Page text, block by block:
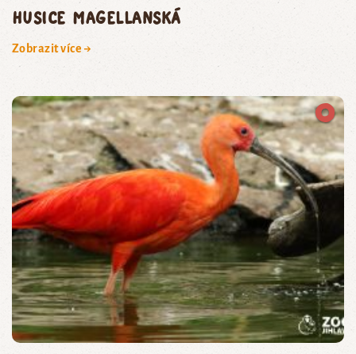
husice magellanská
Zobrazit více →